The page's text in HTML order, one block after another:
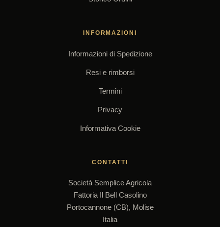
INFORMAZIONI
Informazioni di Spedizione
Resi e rimborsi
Termini
Privacy
Informativa Cookie
CONTATTI
Società Semplice Agricola
Fattoria Il Bell Casolino
Portocannone (CB), Molise
Italia